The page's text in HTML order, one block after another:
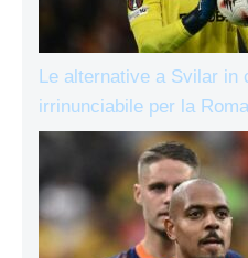
Le alternative a Svilar in
irrinunciabile per la Roma